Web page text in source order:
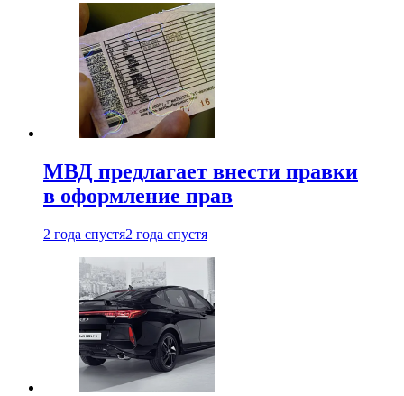
МВД предлагает внести правки
в оформление прав
2 года спустя2 года спустя